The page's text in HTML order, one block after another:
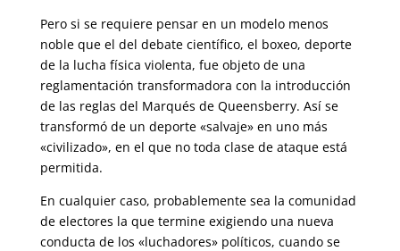
Pero si se requiere pensar en un modelo menos
noble que el del debate científico, el boxeo, deporte
de la lucha física violenta, fue objeto de una
reglamentación transformadora con la introducción
de las reglas del Marqués de Queensberry. Así se
transformó de un deporte «salvaje» en uno más
«civilizado», en el que no toda clase de ataque está
permitida.
En cualquier caso, probablemente sea la comunidad
de electores la que termine exigiendo una nueva
conducta de los «luchadores» políticos, cuando se